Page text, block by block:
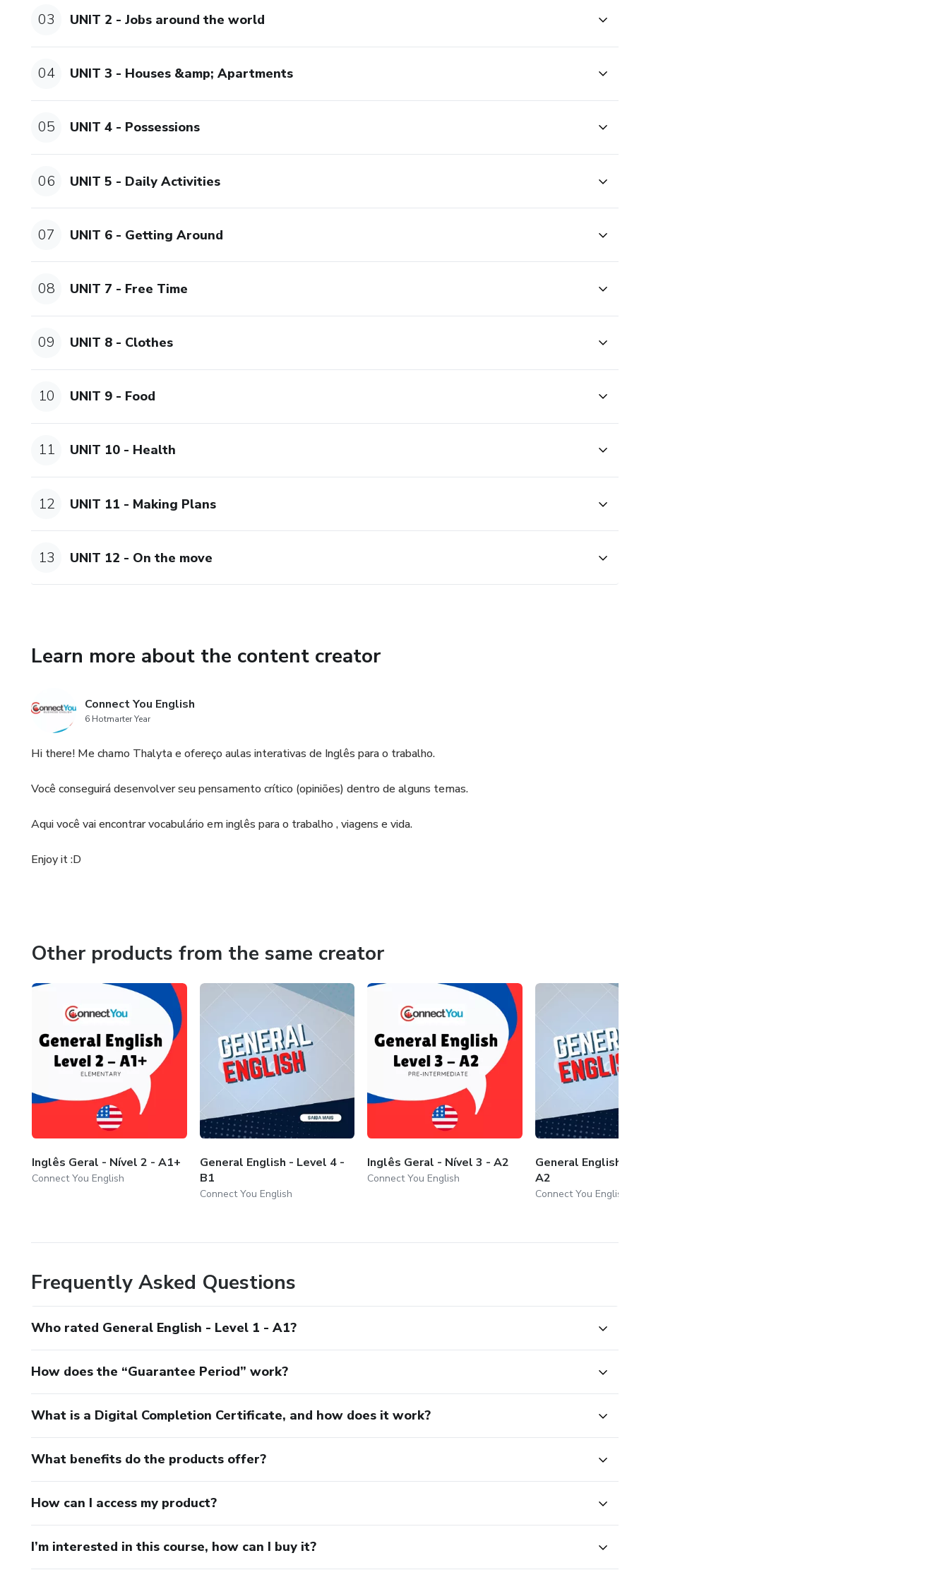
03 UNIT 2 - Jobs around the world
04 UNIT 3 - Houses &amp; Apartments
05 UNIT 4 - Possessions
06 UNIT 5 - Daily Activities
07 UNIT 6 - Getting Around
08 UNIT 7 - Free Time
09 UNIT 8 - Clothes
10 UNIT 9 - Food
11 UNIT 10 - Health
12 UNIT 11 - Making Plans
13 UNIT 12 - On the move
Learn more about the content creator
Connect You English
6 Hotmarter Year
Hi there! Me chamo Thalyta e ofereço aulas interativas de Inglês para o trabalho.
Você conseguirá desenvolver seu pensamento crítico (opiniões) dentro de alguns temas.
Aqui você vai encontrar vocabulário em inglês para o trabalho , viagens e vida.
Enjoy it :D
Other products from the same creator
Inglês Geral - Nível 2 - A1+
Connect You English
General English - Level 4 -
B1
Connect You English
Inglês Geral - Nível 3 - A2
Connect You English
General English - Level 3 -
A2
Connect You English
Frequently Asked Questions
Who rated General English - Level 1 - A1?
How does the “Guarantee Period” work?
What is a Digital Completion Certificate, and how does it work?
What benefits do the products offer?
How can I access my product?
I’m interested in this course, how can I buy it?